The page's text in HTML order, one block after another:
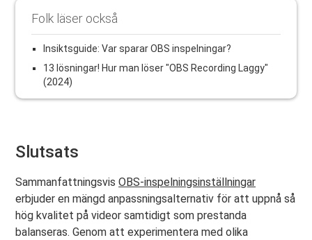
Folk läser också
Insiktsguide: Var sparar OBS inspelningar?
13 lösningar! Hur man löser "OBS Recording Laggy"
(2024)
Slutsats
SammanfattningsvisOBS-inspelningsinställningar
erbjuder en mängd anpassningsalternativ för att uppnå så
hög kvalitet på videor samtidigt som prestanda
balanseras. Genom att experimentera med olika